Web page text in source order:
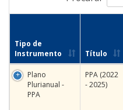
Tipo de
Instrumento
Título
Plano
Plurianual -
PPA
PPA (2022
- 2025)